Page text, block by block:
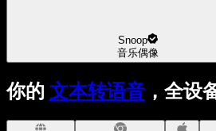
Snoop
音乐偶像
你的 文本转语音 ，全设